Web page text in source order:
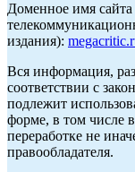
Доменное имя
издания):
Вся информация,
соответствии с
подлежит
форме, в том числе
переработке не
правообладателя.